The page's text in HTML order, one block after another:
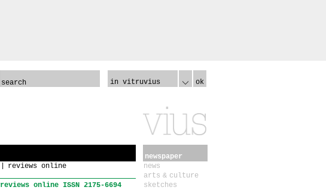
in vitruvius ok
reviews online
reviews online ISSN 2175-6694
newspaper
news
arts & culture
sketches